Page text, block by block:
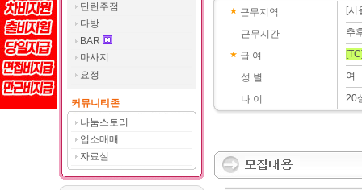
단란주점
다방
BAR
마사지
요정
커뮤니티존
나눔스토리
업소매매
자료실
근무지역
근무시간
급 여
성 별
나 이
[서
추
여
20